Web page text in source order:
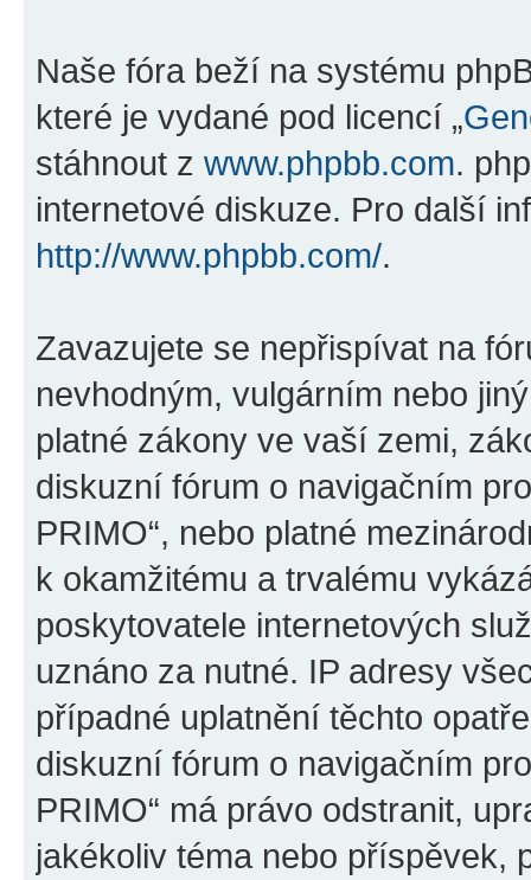
Naše fóra beží na systému
které je vydané pod licencí „
stáhnout z www.phpbb.com.
internetové diskuze. Pro další
http://www.phpbb.com/.
Zavazujete se nepřispívat na
nevhodným, vulgárním nebo
platné zákony ve vaší zemi,
diskuzní fórum o navigačním
PRIMO“, nebo platné
k okamžitému a trvalému
poskytovatele internetových
uznáno za nutné. IP adresy
případné uplatnění těchto
diskuzní fórum o navigačním
PRIMO“ má právo odstranit,
jakékoliv téma nebo příspěvek,